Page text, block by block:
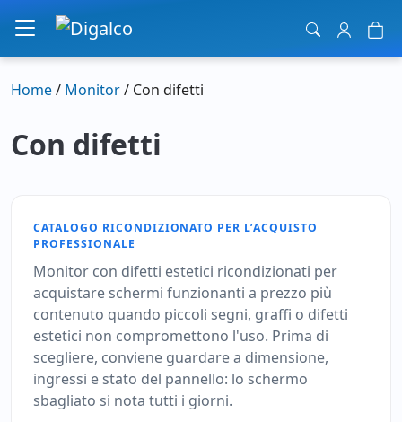
Navigazione principale
Home/ Monitor/ Con difetti
Con difetti
CATALOGO RICONDIZIONATO PER L’ACQUISTO
PROFESSIONALE
Monitor con difetti estetici ricondizionati per
acquistare schermi funzionanti a prezzo più
contenuto quando piccoli segni, graffi o difetti
estetici non compromettono l'uso. Prima di
scegliere, conviene guardare a dimensione,
ingressi e stato del pannello: lo schermo
sbagliato si nota tutti i giorni.